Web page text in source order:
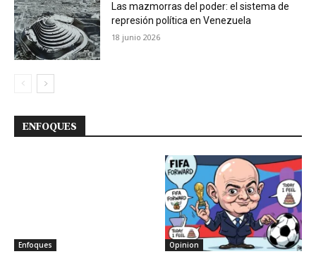
Las mazmorras del poder: el sistema de
represión política en Venezuela
18 junio 2026
ENFOQUES
Enfoques Opinion